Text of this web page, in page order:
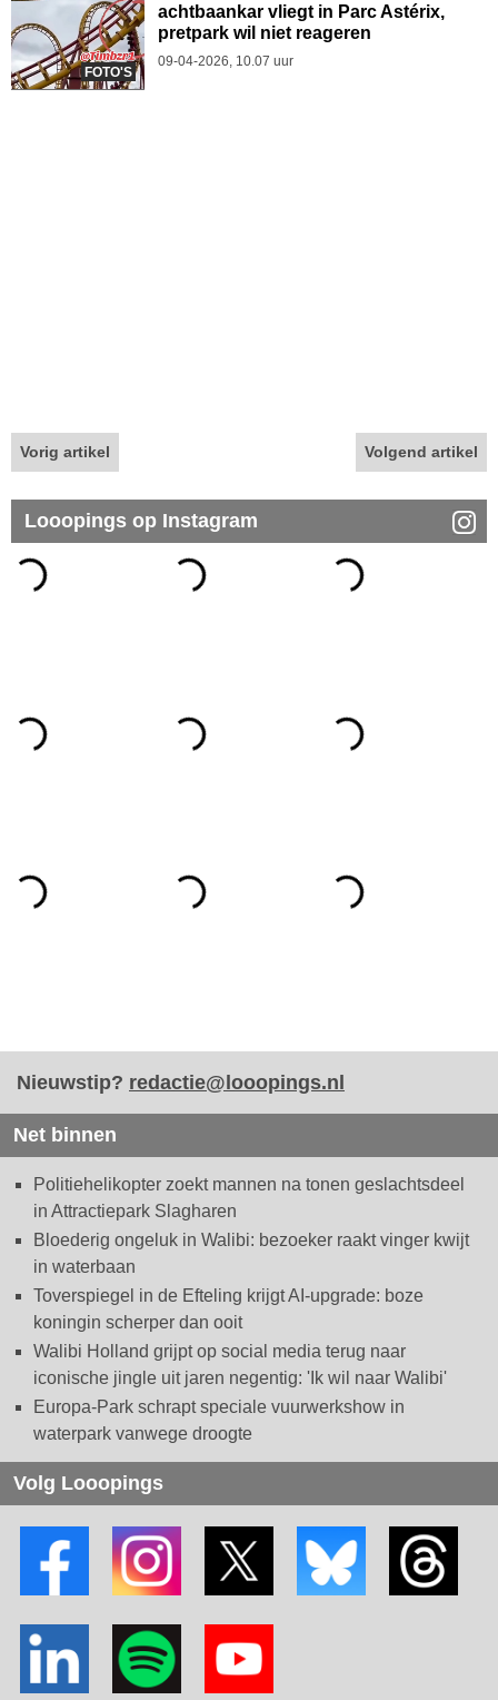
FOTO'S
achtbaankar vliegt in Parc Astérix,
pretpark wil niet reageren
09-04-2026, 10.07 uur
Vorig artikel Volgend artikel
Looopings op Instagram
Nieuwstip? redactie@looopings.nl
Net binnen
Politiehelikopter zoekt mannen na tonen geslachtsdeel
in Attractiepark Slagharen
Bloederig ongeluk in Walibi: bezoeker raakt vinger kwijt
in waterbaan
Toverspiegel in de Efteling krijgt AI-upgrade: boze
koningin scherper dan ooit
Walibi Holland grijpt op social media terug naar
iconische jingle uit jaren negentig: 'Ik wil naar Walibi'
Europa-Park schrapt speciale vuurwerkshow in
waterpark vanwege droogte
Volg Looopings